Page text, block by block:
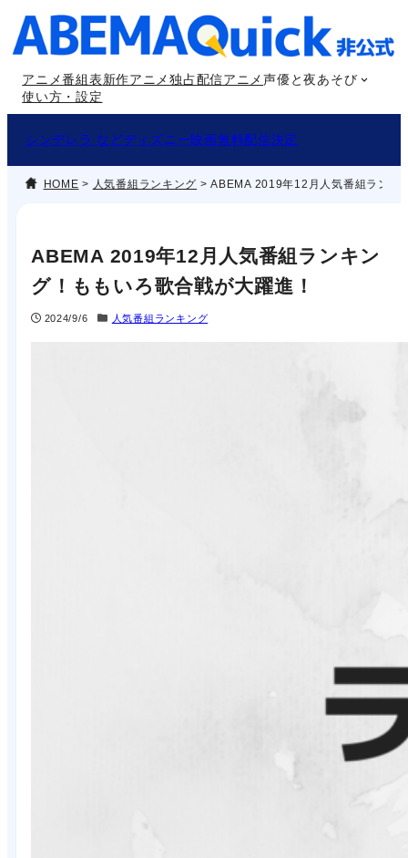
容
アニメ番組表新作アニメ独占配信アニメ声優と夜あそび
使い方・設定
シンデレラ などディズニー映画無料配信決定
HOME > 人気番組ランキング >ABEMA 2019年12月人気番組ランキ
ABEMA 2019年12月人気番組ランキン
グ！ももいろ歌合戦が大躍進！
2024/9/6 人気番組ランキング